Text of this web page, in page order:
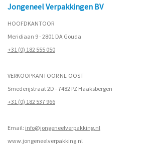
Jongeneel Verpakkingen BV
HOOFDKANTOOR
Meridiaan 9 - 2801 DA Gouda
+31 (0) 182 555 050
VERKOOPKANTOOR NL-OOST
Smederijstraat 2D - 7482 PZ Haaksbergen
+31 (0) 182 537 966
Email: info@jongeneelverpakking.nl
www.jongeneelverpakking.nl